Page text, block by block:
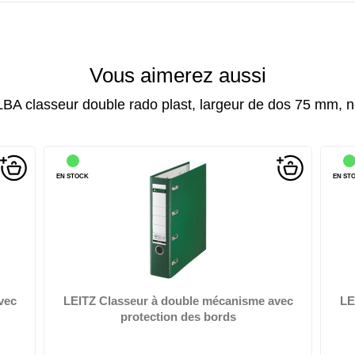
Vous aimerez aussi
classeur double rado plast, largeur de dos 75 mm,
LEITZ Classeur à double mécanisme avec
protection des bords
EN STOCK
pour 2 x A5 paysage, bleu, largeur de dos: 75 mm, reliure
en, carton plastifiée...
EN